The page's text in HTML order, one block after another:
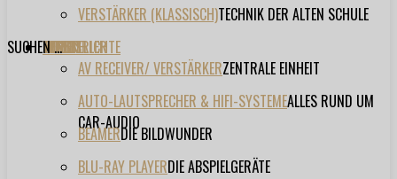
VERSTÄRKER (KLASSISCH)TECHNIK DER ALTEN SCHULE
TESTBERICHTE
AV RECEIVER/ VERSTÄRKERZENTRALE EINHEIT
AUTO-LAUTSPRECHER & HIFI-SYSTEMEALLES RUND UM
CAR-AUDIO
BEAMERDIE BILDWUNDER
BLU-RAY PLAYERDIE ABSPIELGERÄTE
FORUM
FILME
VIDEOS
HERSTELLER
EVENT
SUCHEN ...